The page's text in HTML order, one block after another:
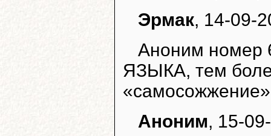
Эрмак, 14-09-
Аноним номер
ЯЗЫКА, тем
Аноним, 15-